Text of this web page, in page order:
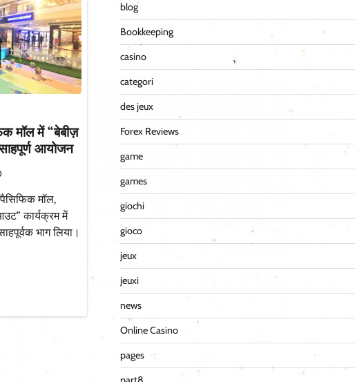
मॉल में “बेबीज़
आयोजन
मॉल,
कार्यक्रम में
भाग लिया।
blog
Bookkeeping
casino
categori
des jeux
Forex Reviews
game
games
giochi
gioco
jeux
jeuxi
news
Online Casino
pages